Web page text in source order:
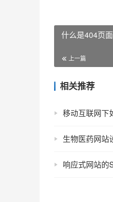
什么是404页
上一篇
相关推荐
移动互联网下